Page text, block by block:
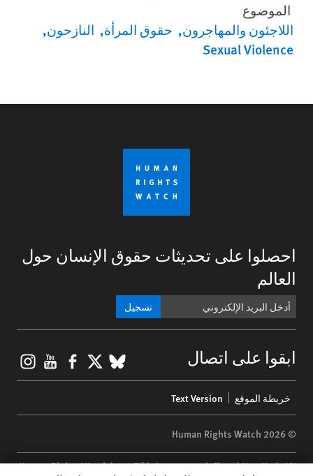
الموضوع
اللاجئون والمهاجرون حقوق المرأة النازحون
Sexual Violence
احصلوا على تحديثات حقوق الإنسان حول
العالم
تسجيل
ابقوا على اتصال BlueSky
X
menu
خريطة الموقع Text Version
© 2026 Human Rights Watch
Human Rights Watch| 350 Fifth Avenue, 34th Floor | New York,NY